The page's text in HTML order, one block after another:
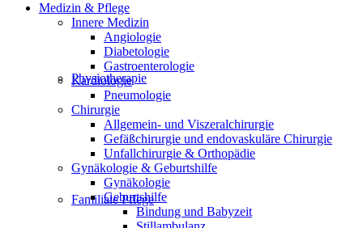
Physiotherapie
Familiale Pflege
Medizin & Pflege
Innere Medizin
Angiologie
Diabetologie
Gastroenterologie
Kardiologie
Pneumologie
Chirurgie
Allgemein- und Viszeralchirurgie
Gefäßchirurgie und endovaskuläre Chirurgie
Unfallchirurgie & Orthopädie
Gynäkologie & Geburtshilfe
Gynäkologie
Geburtshilfe
Bindung und Babyzeit